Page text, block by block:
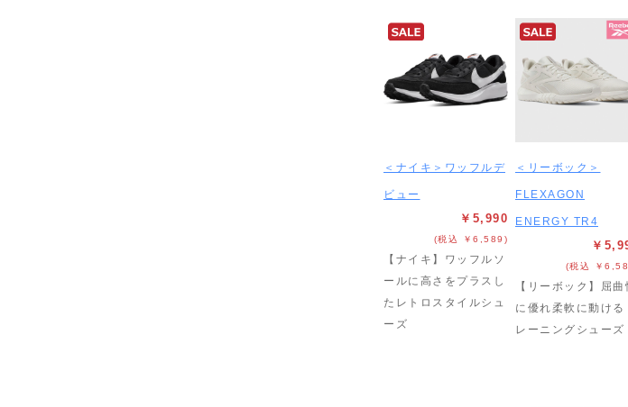
＜ナイキ＞ワッフルデ
ビュー
￥5,990
(税込 ￥6,589)
【ナイキ】ワッフルソ
ールに高さをプラスし
たレトロスタイルシュ
ーズ
＜リーボック＞
FLEXAGON
ENERGY TR4
￥
(税込 ￥
【リーボック】屈曲
に優れ柔軟に動ける
レーニングシューズ